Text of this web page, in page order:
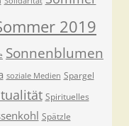
2019
Sonnenblumen
soziale Medien Spargel
Spirituelles
Spätzle